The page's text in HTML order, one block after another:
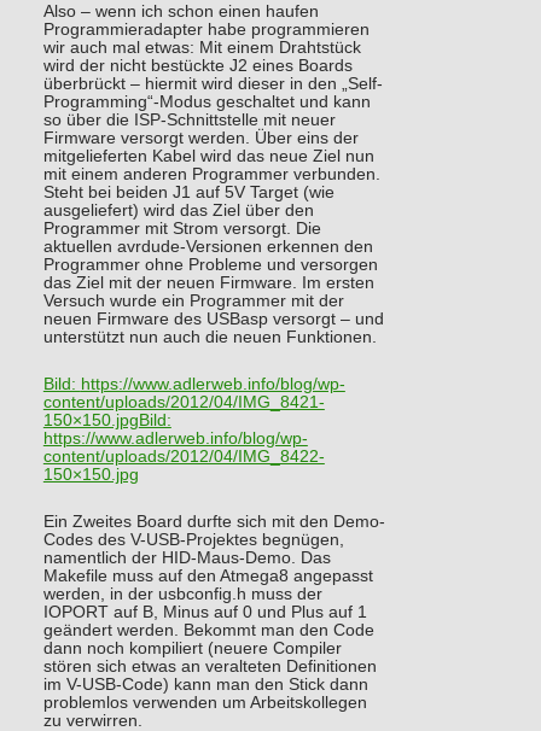
Also – wenn ich schon einen haufen
Programmieradapter habe programmieren
wir auch mal etwas: Mit einem Drahtstück
wird der nicht bestückte J2 eines Boards
überbrückt – hiermit wird dieser in den „Self-
Programming“-Modus geschaltet und kann
so über die ISP-Schnittstelle mit neuer
Firmware versorgt werden. Über eins der
mitgelieferten Kabel wird das neue Ziel nun
mit einem anderen Programmer verbunden.
Steht bei beiden J1 auf 5V Target (wie
ausgeliefert) wird das Ziel über den
Programmer mit Strom versorgt. Die
aktuellen avrdude-Versionen erkennen den
Programmer ohne Probleme und versorgen
das Ziel mit der neuen Firmware. Im ersten
Versuch wurde ein Programmer mit der
neuen Firmware des USBasp versorgt – und
unterstützt nun auch die neuen Funktionen.
Bild: https://www.adlerweb.info/blog/wp-
content/uploads/2012/04/IMG_8421-
150×150.jpg Bild:
https://www.adlerweb.info/blog/wp-
content/uploads/2012/04/IMG_8422-
150×150.jpg
Ein Zweites Board durfte sich mit den Demo-
Codes des V-USB-Projektes begnügen,
namentlich der HID-Maus-Demo. Das
Makefile muss auf den Atmega8 angepasst
werden, in der usbconfig.h muss der
IOPORT auf B, Minus auf 0 und Plus auf 1
geändert werden. Bekommt man den Code
dann noch kompiliert (neuere Compiler
stören sich etwas an veralteten Definitionen
im V-USB-Code) kann man den Stick dann
problemlos verwenden um Arbeitskollegen
zu verwirren.